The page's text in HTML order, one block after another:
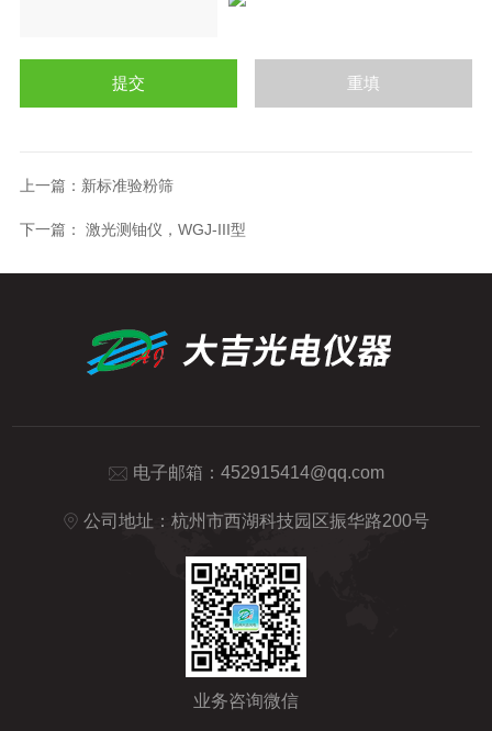
上一篇： 新标准验粉筛
下一篇： 激光测铀仪，WGJ-III型
电子邮箱： 452915414@qq.com
公司地址：杭州市西湖科技园区振华路200号
业务咨询微信